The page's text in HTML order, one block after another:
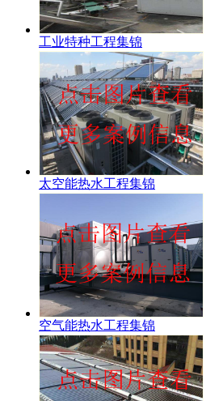
工业特种工程集锦
太空能热水工程集锦
空气能热水工程集锦